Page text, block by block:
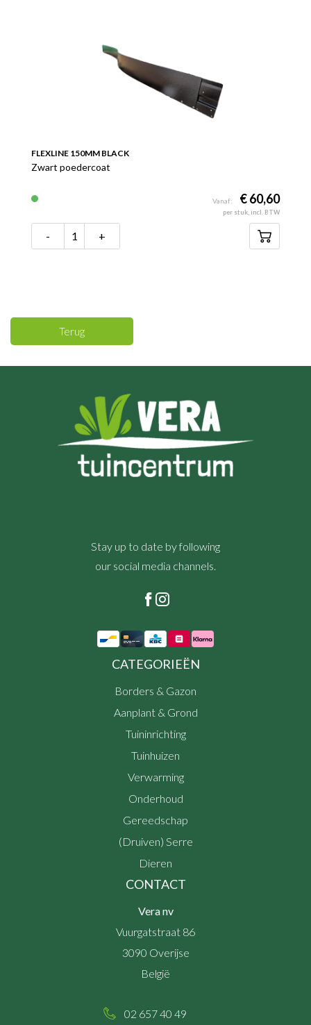
FLEXLINE 150MM BLACK
Zwart poedercoat
Vanaf: € 60,60
per stuk, incl. BTW
- +
Terug
Stay up to date by following
our social media channels.
CATEGORIEËN
Borders & Gazon
Aanplant & Grond
Tuininrichting
Tuinhuizen
Verwarming
Onderhoud
Gereedschap
(Druiven) Serre
Dieren
CONTACT
Vera nv
Vuurgatstraat 86
3090 Overijse
België
02 657 40 49